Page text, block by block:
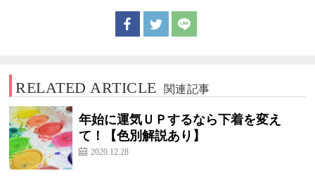
RELATED ARTICLE 関連記事
年始に運気ＵＰするなら下着を変え
て！【色別解説あり】
2020.12.28